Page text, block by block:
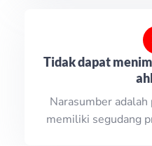
Tidak dapat
Narasumber adalah
memiliki segudang